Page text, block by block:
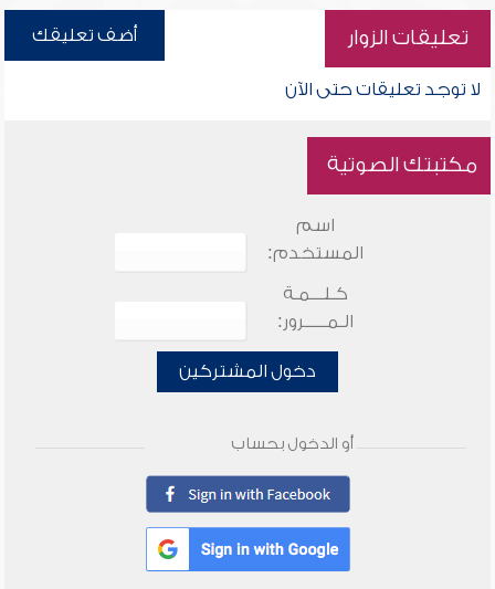
تعليقات الزوار أضف تعليقك
لا توجد تعليقات حتى الآن
مكتبتك الصوتية
اسم
المستخدم:
كـلـــمـة
الـمـــــرور:
دخول المشتركين
أو الدخول بحساب